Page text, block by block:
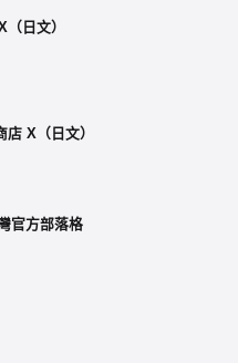
日文）
X（日文）
官方部落格